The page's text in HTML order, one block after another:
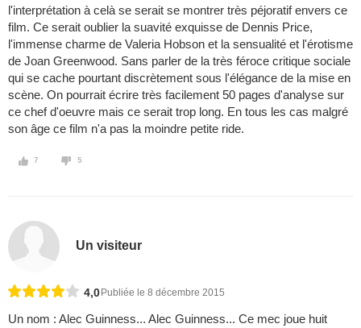
l'interprétation à celà se serait se montrer très péjoratif envers ce
film. Ce serait oublier la suavité exquisse de Dennis Price,
l'immense charme de Valeria Hobson et la sensualité et l'érotisme
de Joan Greenwood. Sans parler de la très féroce critique sociale
qui se cache pourtant discrètement sous l'élégance de la mise en
scène. On pourrait écrire très facilement 50 pages d'analyse sur
ce chef d'oeuvre mais ce serait trop long. En tous les cas malgré
son âge ce film n'a pas la moindre petite ride.
7 5
Un visiteur
4,0 Publiée le 8 décembre 2015
Un nom : Alec Guinness... Alec Guinness... Ce mec joue huit